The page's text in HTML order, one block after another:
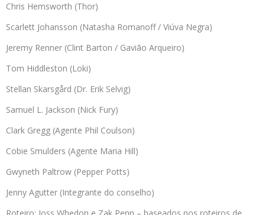
Chris Hemsworth (Thor)
Scarlett Johansson (Natasha Romanoff / Viúva Negra)
Jeremy Renner (Clint Barton / Gavião Arqueiro)
Tom Hiddleston (Loki)
Stellan Skarsgård (Dr. Erik Selvig)
Samuel L. Jackson (Nick Fury)
Clark Gregg (Agente Phil Coulson)
Cobie Smulders (Agente Maria Hill)
Gwyneth Paltrow (Pepper Potts)
Jenny Agutter (Integrante do conselho)